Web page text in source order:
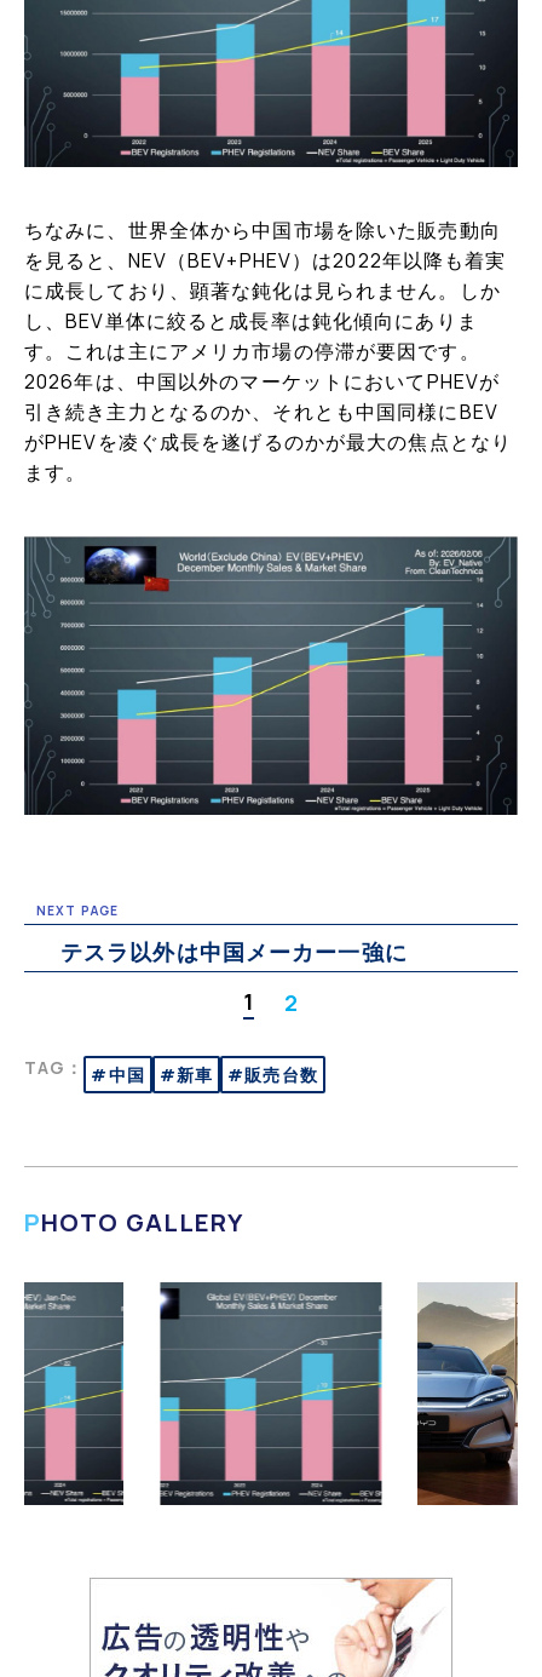
ちなみに、世界全体から中国市場を除いた販売動向
を見ると、NEV（BEV+PHEV）は2022年以降も着実
に成長しており、顕著な鈍化は見られません。しか
し、BEV単体に絞ると成長率は鈍化傾向にありま
す。これは主にアメリカ市場の停滞が要因です。
2026年は、中国以外のマーケットにおいてPHEVが
引き続き主力となるのか、それとも中国同様にBEV
がPHEVを凌ぐ成長を遂げるのかが最大の焦点となり
ます。
NEXT PAGE
テスラ以外は中国メーカー一強に
1
2
TAG： #中国 #新車 #販売台数
PHOTO GALLERY